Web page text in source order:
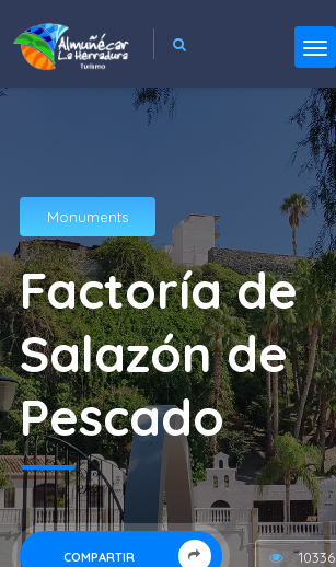
Monuments
Factoría de
Salazón de
Pescado
COMPARTIR 10336